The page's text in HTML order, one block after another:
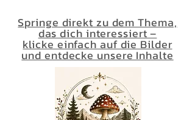
Springe direkt zu dem Thema,
das dich interessiert –
klicke einfach auf die Bilder
und entdecke unsere Inhalte